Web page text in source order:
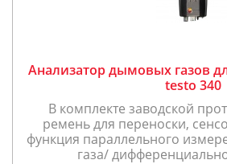
Анализатор дымовых газов
testo 340
В комплекте заводской
ремень для переноски,
функция параллельного
газа/